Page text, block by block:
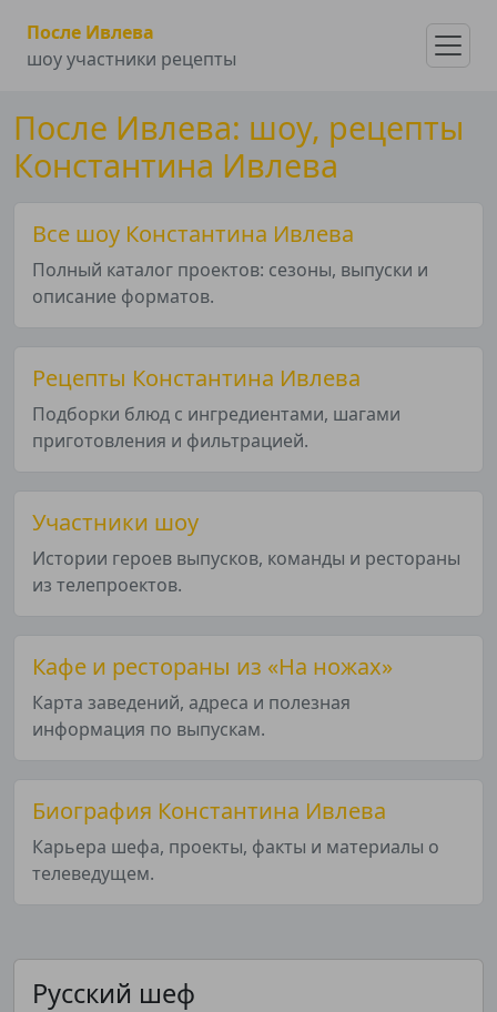
После Ивлева
шоу участники рецепты
После Ивлева: шоу, рецепты
Константина Ивлева
Все шоу Константина Ивлева
Полный каталог проектов: сезоны, выпуски и
описание форматов.
Рецепты Константина Ивлева
Подборки блюд с ингредиентами, шагами
приготовления и фильтрацией.
Участники шоу
Истории героев выпусков, команды и рестораны
из телепроектов.
Кафе и рестораны из «На ножах»
Карта заведений, адреса и полезная
информация по выпускам.
Биография Константина Ивлева
Карьера шефа, проекты, факты и материалы о
телеведущем.
Русский шеф